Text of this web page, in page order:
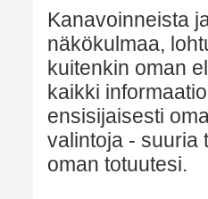
Kanavoinneista
näkökulmaa,
kuitenkin oman
kaikki
ensisijaisesti
valintoja - suuria
oman totuutesi.